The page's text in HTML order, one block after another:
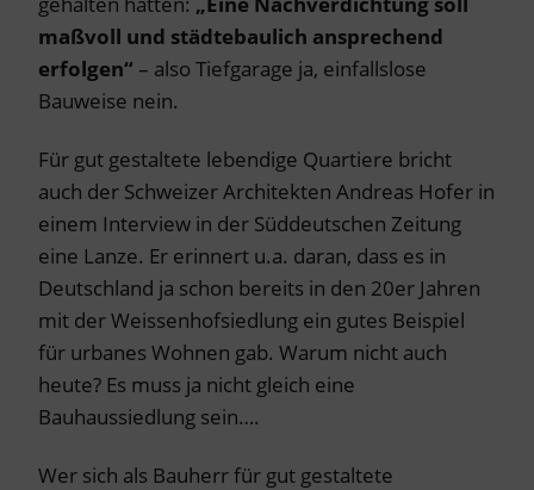
maßvoll und städtebaulich ansprechend
erfolgen“ – also Tiefgarage ja, einfallslose
Bauweise nein.
Für gut gestaltete lebendige Quartiere bricht
auch der Schweizer Architekten Andreas Hofer in
einem Interview in der Süddeutschen Zeitung
eine Lanze. Er erinnert u.a. daran, dass es in
Deutschland ja schon bereits in den 20er Jahren
mit der Weissenhofsiedlung ein gutes Beispiel
für urbanes Wohnen gab. Warum nicht auch
heute? Es muss ja nicht gleich eine
Bauhaussiedlung sein….
Wer sich als Bauherr für gut gestaltete